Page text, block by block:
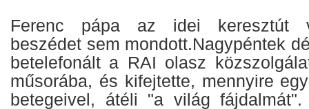
Ferenc pápa az idei keresztút
beszédet sem mondott.Nagypéntek
betelefonált a RAI olasz
műsorába, és kifejtette, mennyire
betegeivel, átéli "a világ